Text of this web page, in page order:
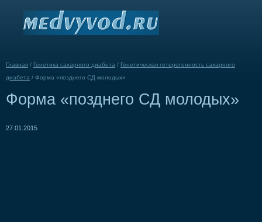
Главная / Генетика сахарного диабета / Генетическая гетерогенность сахарного
диабета / Форма «позднего СД молодых»
Форма «позднего СД молодых»
27.01.2015